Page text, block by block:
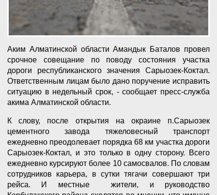
Аким Алматинской области Амандык Баталов провел
срочное совещание по поводу состояния участка
дороги республиканского значения Сарыозек-Коктал.
Ответственным лицам было дано поручение исправить
ситуацию в недельный срок, - сообщает пресс-служба
акима Алматинской области.
К слову, после открытия на окраине п.Сарыозек
цементного завода тяжеловесный транспорт
ежедневно преодолевает порядка 68 км участка дороги
Сарыозек-Коктал, и это только в одну сторону. Всего
ежедневно курсируют более 10 самосвалов. По словам
сотрудников карьера, в сутки тягачи совершают три
рейса. И местные жители, и руководство